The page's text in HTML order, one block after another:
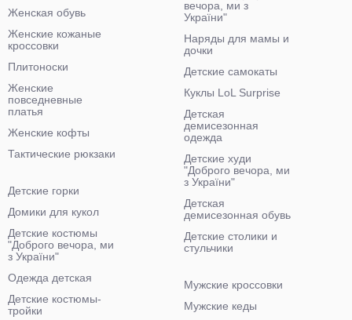
Женская обувь
Женские кожаные
кроссовки
Плитоноски
Женские
повседневные
платья
Женские кофты
Тактические рюкзаки
вечора, ми з
України"
Наряды для мамы и
дочки
Детские самокаты
Куклы LoL Surprise
Детская
демисезонная
одежда
Детские худи
"Доброго вечора, ми
з України"
Детская
демисезонная обувь
Детские столики и
стульчики
Детские горки
Домики для кукол
Детские костюмы
"Доброго вечора, ми
з України"
Одежда детская
Детские костюмы-
тройки
Мужские кроссовки
Мужские кеды